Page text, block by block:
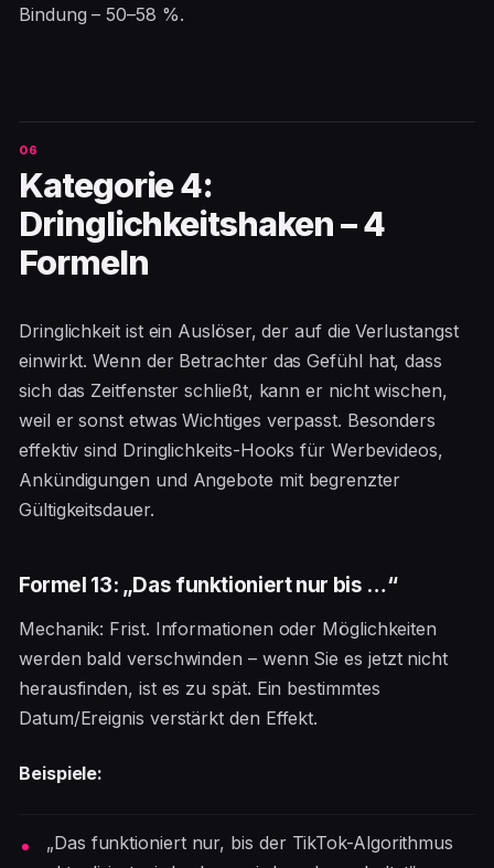
Bindung – 50–58 %.
Kategorie 4:
Dringlichkeitshaken – 4
Formeln
Dringlichkeit ist ein Auslöser, der auf die Verlustangst
einwirkt. Wenn der Betrachter das Gefühl hat, dass
sich das Zeitfenster schließt, kann er nicht wischen,
weil er sonst etwas Wichtiges verpasst. Besonders
effektiv sind Dringlichkeits-Hooks für Werbevideos,
Ankündigungen und Angebote mit begrenzter
Gültigkeitsdauer.
Formel 13: „Das funktioniert nur bis …“
Mechanik: Frist. Informationen oder Möglichkeiten
werden bald verschwinden – wenn Sie es jetzt nicht
herausfinden, ist es zu spät. Ein bestimmtes
Datum/Ereignis verstärkt den Effekt.
Beispiele:
„Das funktioniert nur, bis der TikTok-Algorithmus